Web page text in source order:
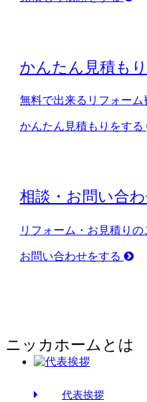
かんたん見積もり
無料で出来るリフォー
かんたん見積もりをする
相談・お問い合
リフォーム・お見積り
お問い合わせをする
ニッカホームとは
代表挨拶